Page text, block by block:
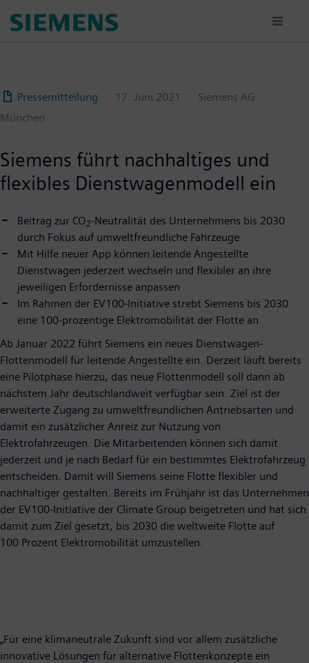
para
Pressemitteilung
17. Juni 2021
Siemens AG
München
Siemens führt nachhaltiges und
flexibles Dienstwagenmodell ein
Beitrag zur CO2-Neutralität des Unternehmens bis 2030
durch Fokus auf umweltfreundliche Fahrzeuge
Mit Hilfe neuer App können leitende Angestellte
Dienstwagen jederzeit wechseln und flexibler an ihre
jeweiligen Erfordernisse anpassen
Im Rahmen der EV100-Initiative strebt Siemens bis 2030
eine 100-prozentige Elektromobilität der Flotte an
Ab Januar 2022 führt Siemens ein neues Dienstwagen-
Flottenmodell für leitende Angestellte ein. Derzeit läuft bereits
eine Pilotphase hierzu, das neue Flottenmodell soll dann ab
nächstem Jahr deutschlandweit verfügbar sein. Ziel ist der
erweiterte Zugang zu umweltfreundlichen Antriebsarten und
damit ein zusätzlicher Anreiz zur Nutzung von
Elektrofahrzeugen. Die Mitarbeitenden können sich damit
jederzeit und je nach Bedarf für ein bestimmtes Elektrofahrzeug
entscheiden. Damit will Siemens seine Flotte flexibler und
nachhaltiger gestalten. Bereits im Frühjahr ist das Unternehmen
der EV100-Initiative der Climate Group beigetreten und hat sich
damit zum Ziel gesetzt, bis 2030 die weltweite Flotte auf
100 Prozent Elektromobilität umzustellen.
„Für eine klimaneutrale Zukunft sind vor allem zusätzliche
innovative Lösungen für alternative Flottenkonzepte ein